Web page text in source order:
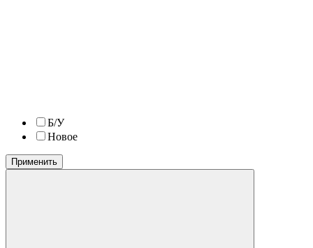
Б/У
Новое
Применить